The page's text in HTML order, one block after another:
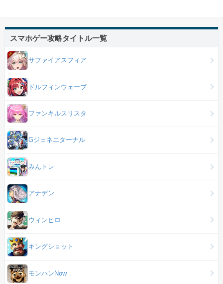
スマホゲー攻略タイトル一覧
サファイアスフィア
ドルフィンウェーブ
ファンキルスリスタ
Gジェネエターナル
みんトレ
アナデン
ウィンヒロ
キングショット
モンハンNow